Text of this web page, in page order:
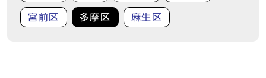
宮前区 多摩区 麻生区